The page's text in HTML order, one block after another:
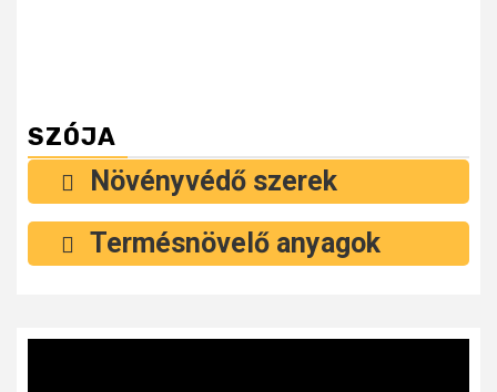
SZÓJA
Növényvédő szerek
Termésnövelő anyagok